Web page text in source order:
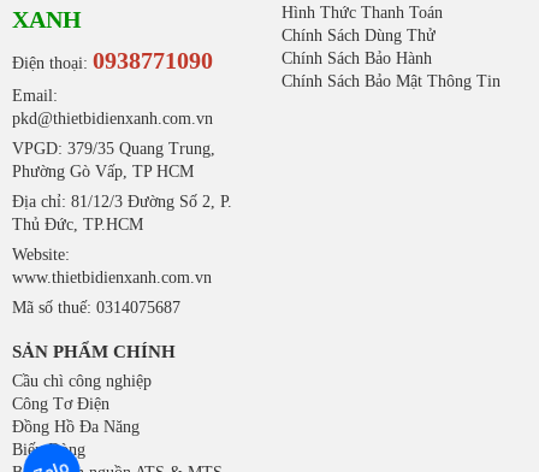
XANH
Điện thoại: 0938771090
Email:
pkd@thietbidienxanh.com.vn
VPGD: 379/35 Quang Trung,
Phường Gò Vấp, TP HCM
Địa chỉ: 81/12/3 Đường Số 2, P.
Thủ Đức, TP.HCM
Website:
www.thietbidienxanh.com.vn
Mã số thuế: 0314075687
Hình Thức Thanh Toán
Chính Sách Dùng Thử
Chính Sách Bảo Hành
Chính Sách Bảo Mật Thông Tin
SẢN PHẨM CHÍNH
Cầu chì công nghiệp
Công Tơ Điện
Đồng Hồ Đa Năng
Biến Dòng